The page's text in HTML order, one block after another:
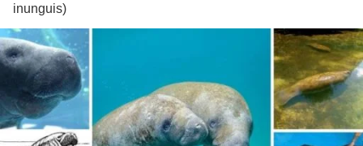
inunguis)